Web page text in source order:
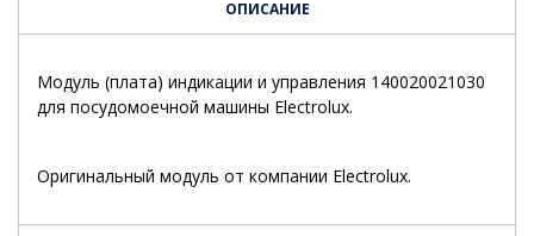
ОПИСАНИЕ
Модуль (плата) индикации и управления 140020021030
для посудомоечной машины Electrolux.
Оригинальный модуль от компании Electrolux.